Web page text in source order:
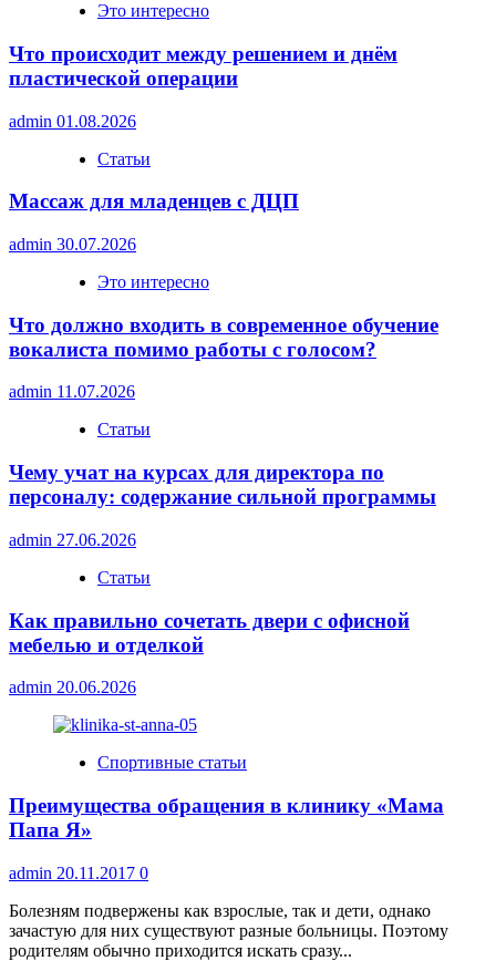
Это интересно
Что происходит между решением и днём
пластической операции
admin 01.08.2026
Статьи
Массаж для младенцев с ДЦП
admin 30.07.2026
Это интересно
Что должно входить в современное обучение
вокалиста помимо работы с голосом?
admin 11.07.2026
Статьи
Чему учат на курсах для директора по
персоналу: содержание сильной программы
admin 27.06.2026
Статьи
Как правильно сочетать двери с офисной
мебелью и отделкой
admin 20.06.2026
Спортивные статьи
Преимущества обращения в клинику «Мама
Папа Я»
admin 20.11.2017 0
Болезням подвержены как взрослые, так и дети, однако
зачастую для них существуют разные больницы. Поэтому
родителям обычно приходится искать сразу...